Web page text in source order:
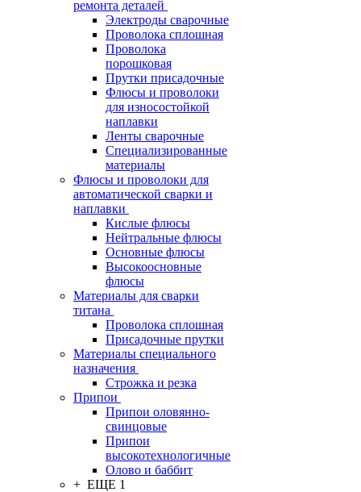
ремонта деталей
Электроды сварочные
Проволока сплошная
Проволока
порошковая
Прутки присадочные
Флюсы и проволоки
для износостойкой
наплавки
Ленты сварочные
Специализированные
материалы
Флюсы и проволоки для
автоматической сварки и
наплавки
Кислые флюсы
Нейтральные флюсы
Основные флюсы
Высокоосновные
флюсы
Материалы для сварки
титана
Проволока сплошная
Присадочные прутки
Материалы специального
назначения
Строжка и резка
Припои
Припои оловянно-
свинцовые
Припои
высокотехнологичные
Олово и баббит
+ ЕЩЕ 1